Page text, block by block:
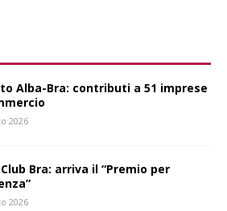
Alba-Bra: contributi a 51 imprese
2026
Bra: arriva il “Premio per
2026